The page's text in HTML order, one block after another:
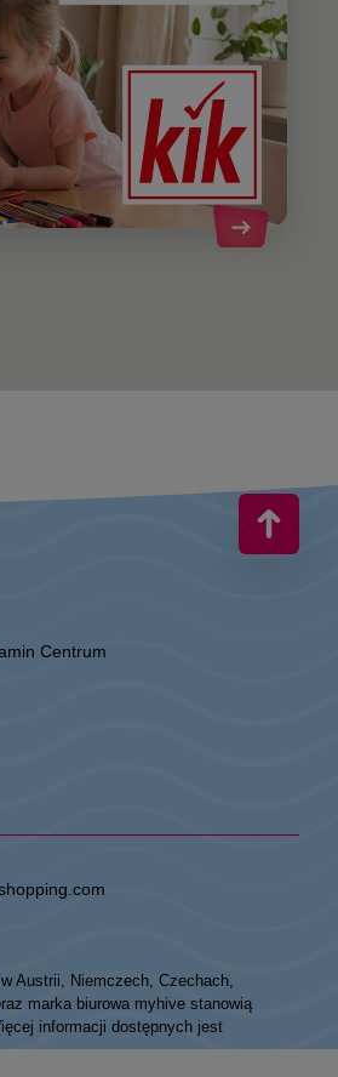
Centrum
Austrii, Niemczech, Czechach,
marka biurowa myhive stanowią
informacji dostępnych jest